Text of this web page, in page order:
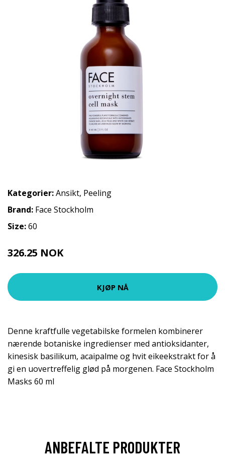
Kategorier:Ansikt, Peeling
Brand: Face Stockholm
Size:60
326.25 NOK
KJØP NÅ
Denne kraftfulle vegetabilske formelen kombinerer
nærende botaniske ingredienser med antioksidanter,
kinesisk basilikum, acaipalme og hvit eikeekstrakt for å
gi en uovertreffelig glød på morgenen. Face Stockholm
Masks 60 ml
ANBEFALTE PRODUKTER